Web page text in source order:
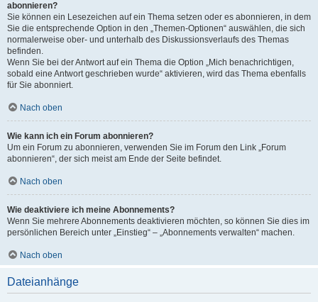
abonnieren?
Sie können ein Lesezeichen auf ein Thema setzen oder es abonnieren, in dem
Sie die entsprechende Option in den „Themen-Optionen“ auswählen, die sich
normalerweise ober- und unterhalb des Diskussionsverlaufs des Themas
befinden.
Wenn Sie bei der Antwort auf ein Thema die Option „Mich benachrichtigen,
sobald eine Antwort geschrieben wurde“ aktivieren, wird das Thema ebenfalls
für Sie abonniert.
Nach oben
Wie kann ich ein Forum abonnieren?
Um ein Forum zu abonnieren, verwenden Sie im Forum den Link „Forum
abonnieren“, der sich meist am Ende der Seite befindet.
Nach oben
Wie deaktiviere ich meine Abonnements?
Wenn Sie mehrere Abonnements deaktivieren möchten, so können Sie dies im
persönlichen Bereich unter „Einstieg“ – „Abonnements verwalten“ machen.
Nach oben
Dateianhänge